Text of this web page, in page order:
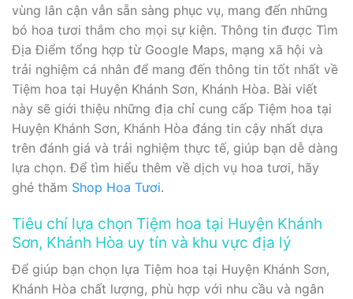
vùng lân cận vẫn sẵn sàng phục vụ, mang đến những
bó hoa tươi thắm cho mọi sự kiện. Thông tin được Tìm
Địa Điểm tổng hợp từ Google Maps, mạng xã hội và
trải nghiệm cá nhân để mang đến thông tin tốt nhất về
Tiệm hoa tại Huyện Khánh Sơn, Khánh Hòa. Bài viết
này sẽ giới thiệu những địa chỉ cung cấp Tiệm hoa tại
Huyện Khánh Sơn, Khánh Hòa đáng tin cậy nhất dựa
trên đánh giá và trải nghiệm thực tế, giúp bạn dễ dàng
lựa chọn. Để tìm hiểu thêm về dịch vụ hoa tươi, hãy
ghé thăm Shop Hoa Tươi.
Tiêu chí lựa chọn Tiệm hoa tại Huyện Khánh
Sơn, Khánh Hòa uy tín và khu vực địa lý
Để giúp bạn chọn lựa Tiệm hoa tại Huyện Khánh Sơn,
Khánh Hòa chất lượng, phù hợp với nhu cầu và ngân